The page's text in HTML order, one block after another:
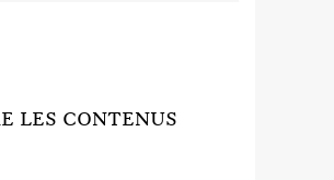
LES CONTENUS